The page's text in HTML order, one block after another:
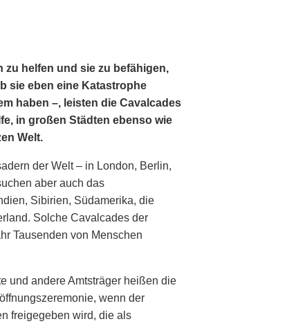
zu helfen und sie zu befähigen,
sie eben eine Katastrophe
haben –, leisten die Cavalcades
in großen Städten ebenso wie
Welt.
der Welt – in London, Berlin,
aber auch das
Sibirien, Südamerika, die
Solche Cavalcades der
Tausenden von Menschen
und andere Amtsträger heißen die
wenn der
freigegeben wird, die als